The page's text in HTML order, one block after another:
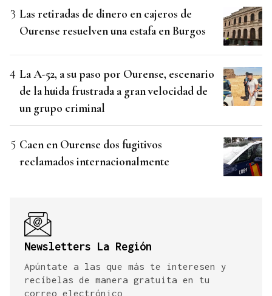
Las retiradas de dinero en cajeros de
Ourense resuelven una estafa en Burgos
La A-52, a su paso por Ourense, escenario
de la huida frustrada a gran velocidad de
un grupo criminal
Caen en Ourense dos fugitivos
reclamados internacionalmente
Newsletters La Región
Apúntate a las que más te interesen y
recíbelas de manera gratuita en tu
correo electrónico